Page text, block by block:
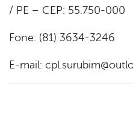
/ PE – CEP: 55.750-000
Fone: (81) 3634-3246
E-mail: